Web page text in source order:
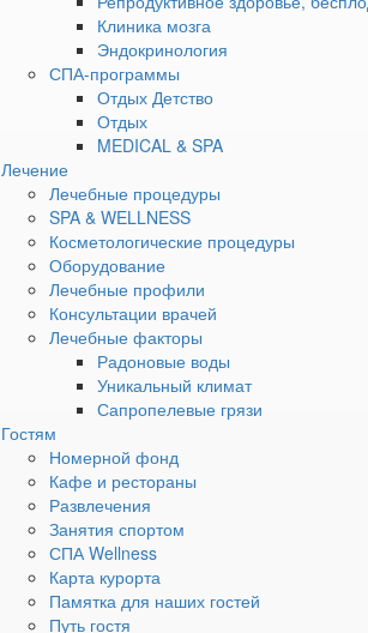
Клиника мозга
Эндокринология
СПА-программы
Отдых Детство
Отдых
MEDICAL & SPA
Лечение
Лечебные процедуры
SPA & WELLNESS
Косметологические процедуры
Оборудование
Лечебные профили
Консультации врачей
Лечебные факторы
Радоновые воды
Уникальный климат
Сапропелевые грязи
Гостям
Номерной фонд
Кафе и рестораны
Развлечения
Занятия спортом
СПА Wellness
Карта курорта
Памятка для наших гостей
Путь гостя
Медицинские
программы
Укрепление
иммунитета
Здоровое
детство
Энергия
Терапевтическая
—
Здоровье
Источник
молодости
Детокс
Репродуктивное
здоровье,
бесплодие,
подготовка
к ЭКО
мозга
СПА-
программы
ВЫГОДОЙ
Кто едет на курорт?
Только я
Вы выбрали разовый
Какой формат отдыха
Экспресс-детокс –
Здоровье + отдых —
Какой бюджет на 4
40 000 – 50 000 ₽
Что беспокоит больше
Усталость, стресс,